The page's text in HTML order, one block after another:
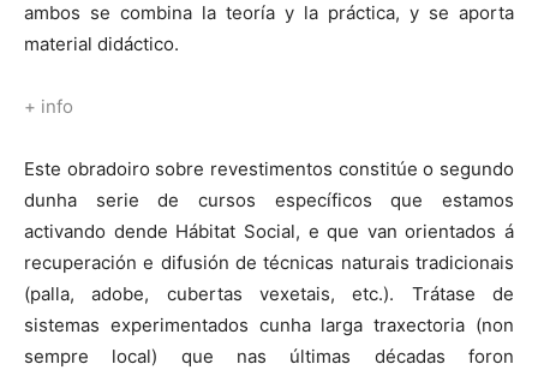
ambos se combina la teoría y la práctica, y se aporta
material didáctico.
+ info
Este obradoiro sobre revestimentos constitúe o segundo
dunha serie de cursos específicos que estamos
activando dende Hábitat Social, e que van orientados á
recuperación e difusión de técnicas naturais tradicionais
(palla, adobe, cubertas vexetais, etc.). Trátase de
sistemas experimentados cunha larga traxectoria (non
sempre local) que nas últimas décadas foron